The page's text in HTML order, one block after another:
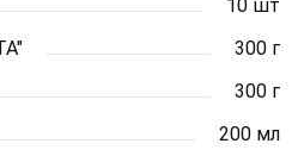
10 шт
300 г
300 г
200 мл